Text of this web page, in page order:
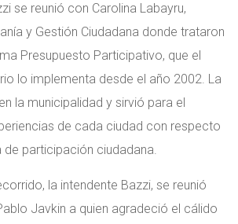
se reunió con Carolina Labayru,
y Gestión Ciudadana donde trataron
Presupuesto Participativo, que el
lo implementa desde el año 2002. La
la municipalidad y sirvió para el
de cada ciudad con respecto
de participación ciudadana.
la intendente Bazzi, se reunió
Javkin a quien agradeció el cálido